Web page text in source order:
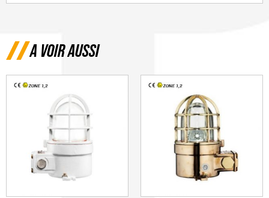
A VOIR AUSSI